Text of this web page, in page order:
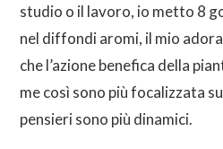
studio o il lavoro, io metto 8
nel diffondi aromi, il mio
che l’azione benefica della
me così sono più focalizzata
pensieri sono più dinamici.